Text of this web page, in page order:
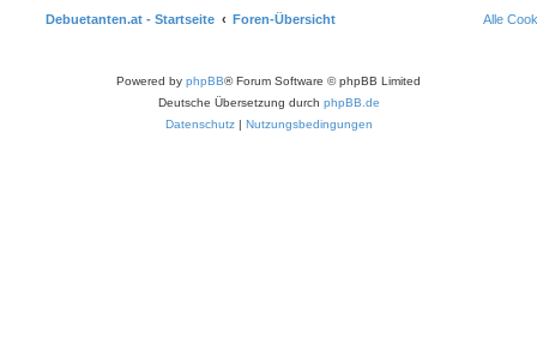
Debuetanten.at - Startseite Foren-Übersicht Alle
Powered by phpBB® Forum Software © phpBB Limited
Deutsche Übersetzung durch phpBB.de
Datenschutz | Nutzungsbedingungen